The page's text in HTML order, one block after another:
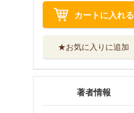
カートに入れる
★お気に入りに追加
著者情報